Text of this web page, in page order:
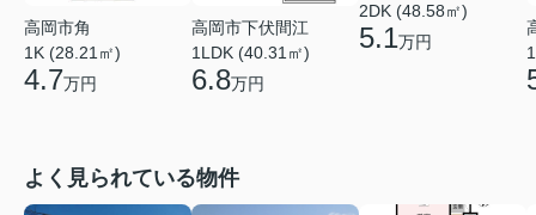
高岡市角
1K (28.21㎡)
4.7万円
高岡市下伏間江
1LDK (40.31㎡)
6.8万円
2DK (48.58㎡)
5.1万円
よく見られている物件